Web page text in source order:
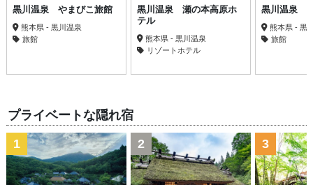
黒川温泉 やまびこ旅館
熊本県 - 黒川温泉
旅館
黒川温泉 瀬の本高原ホ
テル
熊本県 - 黒川温泉
リゾートホテル
黒川温泉
熊本県 - 黒
旅館
プライベートな隠れ宿
1 2 3